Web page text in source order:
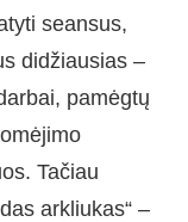
seansus,
didžiausias –
pamėgtų
Tačiau
arkliukas“ –